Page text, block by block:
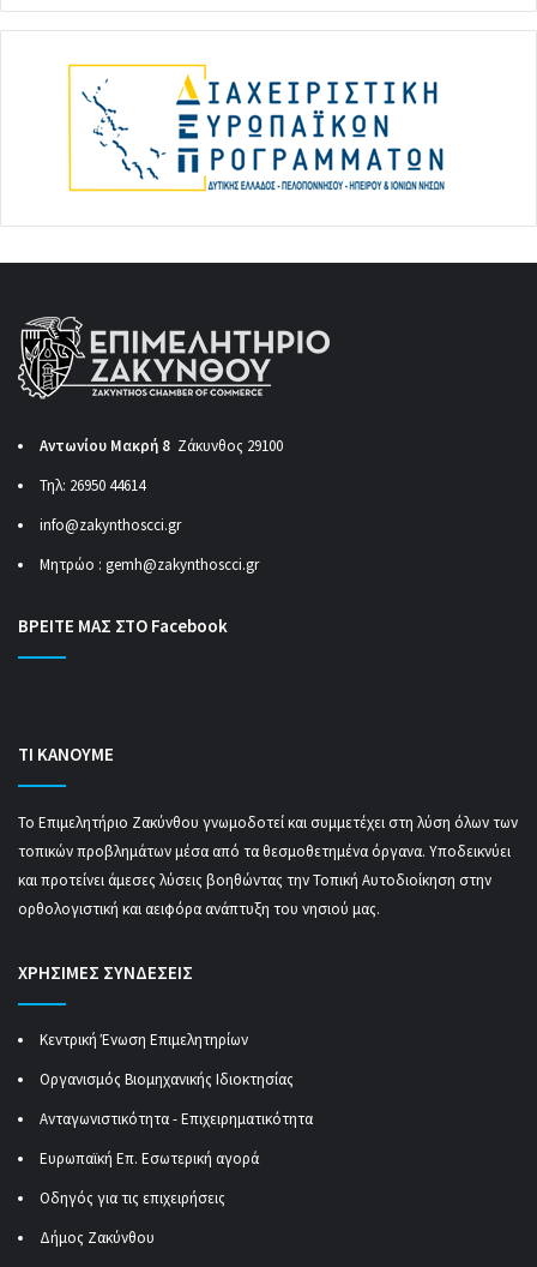
Αντωνίου Μακρή 8 Ζάκυνθος 29100
Τηλ: 26950 44614
info@zakynthoscci.gr
Μητρώο : gemh@zakynthoscci.gr
ΒΡΕΙΤΕ ΜΑΣ ΣΤΟ Facebook
ΤΙ ΚΑΝΟΥΜΕ
Το Επιμελητήριο Ζακύνθου γνωμοδοτεί και συμμετέχει στη λύση όλων των
τοπικών προβλημάτων μέσα από τα θεσμοθετημένα όργανα. Υποδεικνύει
και προτείνει άμεσες λύσεις βοηθώντας την Τοπική Αυτοδιοίκηση στην
ορθολογιστική και αειφόρα ανάπτυξη του νησιού μας.
ΧΡΗΣΙΜΕΣ ΣΥΝΔΕΣΕΙΣ
Κεντρική Ένωση Επιμελητηρίων
Οργανισμός Βιομηχανικής Ιδιοκτησίας
Ανταγωνιστικότητα - Επιχειρηματικότητα
Ευρωπαϊκή Επ. Εσωτερική αγορά
Οδηγός για τις επιχειρήσεις
Δήμος Ζακύνθου